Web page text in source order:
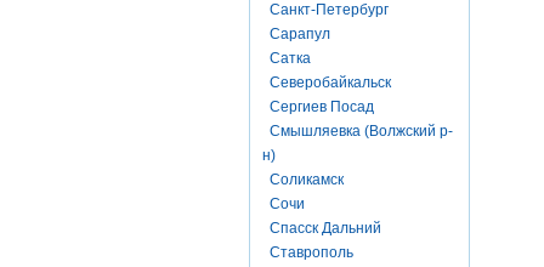
Санкт-Петербург
Сарапул
Сатка
Северобайкальск
Сергиев Посад
Смышляевка (Волжский р-
н)
Соликамск
Сочи
Спасск Дальний
Ставрополь